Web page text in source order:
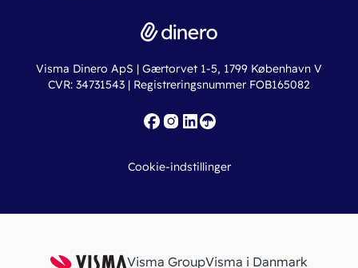
Erhvervslån
Fakturaskabeloner
Online regnskabskurser
Ny virksomhed
Iværksætterlegat
Visma Dinero ApS | Gærtorvet 1-5, 1799 København V
CVR: 34731543 | Registreringsnummer FOB165082
Cookie-indstillinger
Visma GroupVisma i Danmark